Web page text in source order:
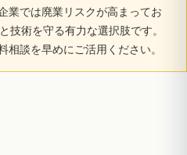
業では廃業リスクが高まってお
技術を守る有力な選択肢です。
相談を早めにご活用ください。